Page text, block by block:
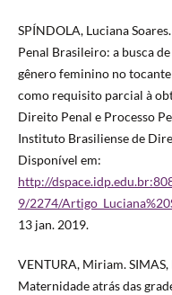
SPÍNDOLA, Luciana
Penal Brasileiro: a busca
gênero feminino no
como requisito parcial à
Direito Penal e Processo
Instituto Brasiliense de
Disponível em:
http://
9/2274/
13 jan. 2019.
VENTURA, Miriam.
Maternidade atrás das